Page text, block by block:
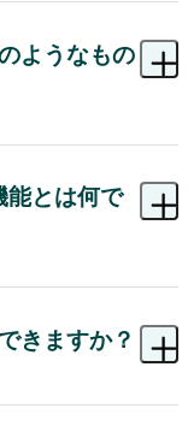
ようなもの
ス記事をはじめ、
学ぶ基礎文法コンテ
れています。
能とは何で
レベル・興味・学
を高める学習カリ
配信します。
きますか？
は、講師に疑問や